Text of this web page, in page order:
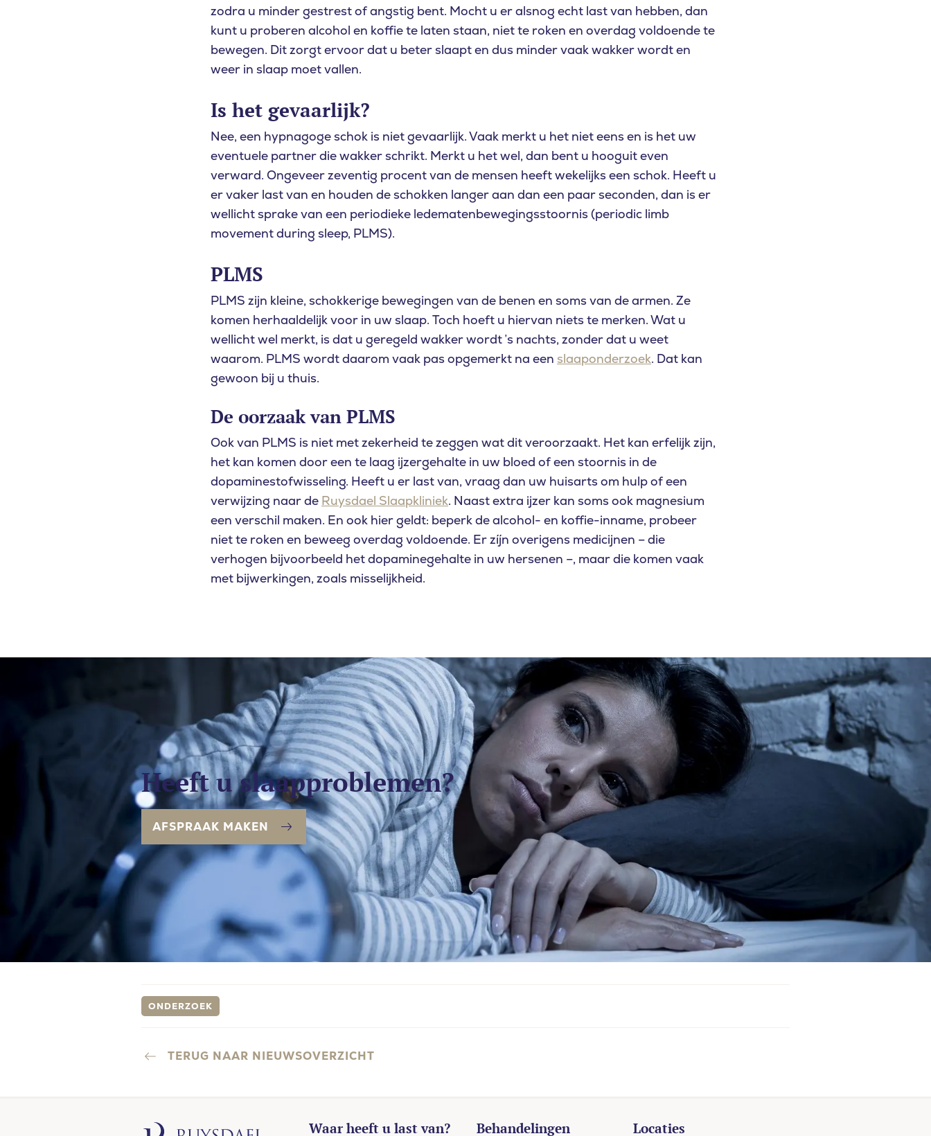
zodra u minder gestrest of angstig bent. Mocht u er alsnog echt last van hebben, dan
kunt u proberen alcohol en koffie te laten staan, niet te roken en overdag voldoende te
bewegen. Dit zorgt ervoor dat u beter slaapt en dus minder vaak wakker wordt en
weer in slaap moet vallen.
Is het gevaarlijk?
Nee, een hypnagoge schok is niet gevaarlijk. Vaak merkt u het niet eens en is het uw
eventuele partner die wakker schrikt. Merkt u het wel, dan bent u hooguit even
verward. Ongeveer zeventig procent van de mensen heeft wekelijks een schok. Heeft u
er vaker last van en houden de schokken langer aan dan een paar seconden, dan is er
wellicht sprake van een periodieke ledematenbewegingsstoornis (periodic limb
movement during sleep, PLMS).
PLMS
PLMS zijn kleine, schokkerige bewegingen van de benen en soms van de armen. Ze
komen herhaaldelijk voor in uw slaap. Toch hoeft u hiervan niets te merken. Wat u
wellicht wel merkt, is dat u geregeld wakker wordt ’s nachts, zonder dat u weet
waarom. PLMS wordt daarom vaak pas opgemerkt na een slaaponderzoek. Dat kan
gewoon bij u thuis.
De oorzaak van PLMS
Ook van PLMS is niet met zekerheid te zeggen wat dit veroorzaakt. Het kan erfelijk zijn,
het kan komen door een te laag ijzergehalte in uw bloed of een stoornis in de
dopaminestofwisseling. Heeft u er last van, vraag dan uw huisarts om hulp of een
verwijzing naar de Ruysdael Slaapkliniek. Naast extra ijzer kan soms ook magnesium
een verschil maken. En ook hier geldt: beperk de alcohol- en koffie-inname, probeer
niet te roken en beweeg overdag voldoende. Er zíjn overigens medicijnen – die
verhogen bijvoorbeeld het dopaminegehalte in uw hersenen –, maar die komen vaak
met bijwerkingen, zoals misselijkheid.
Heeft u slaapproblemen?
AFSPRAAK MAKEN
ONDERZOEK
TERUG NAAR NIEUWSOVERZICHT
Waar heeft u last van? Behandelingen Locaties